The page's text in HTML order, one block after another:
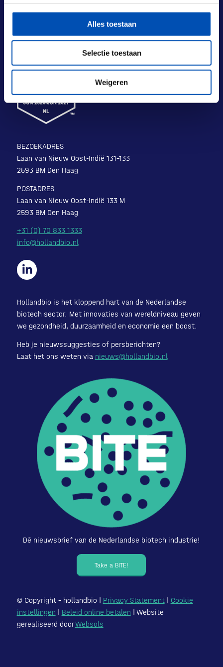
Alles toestaan
Selectie toestaan
Weigeren
BEZOEKADRES
Laan van Nieuw Oost-Indië 131-133
2593 BM Den Haag
POSTADRES
Laan van Nieuw Oost-Indië 133 M
2593 BM Den Haag
+31 (0) 70 833 1333
info@hollandbio.nl
Hollandbio is het kloppend hart van de Nederlandse
biotech sector. Met innovaties van wereldniveau geven
we gezondheid, duurzaamheid en economie een boost.
Heb je nieuwssuggesties of persberichten?
Laat het ons weten via nieuws@hollandbio.nl
Dé nieuwsbrief van de Nederlandse biotech industrie!
Take a BITE!
© Copyright – hollandbio | Privacy Statement| Cookie
instellingen | Beleid online betalen | Website
gerealiseerd doorWebsols